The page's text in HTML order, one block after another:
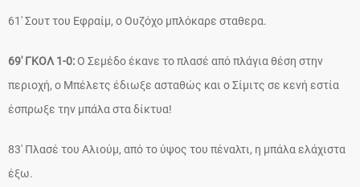
61′ Σουτ του Εφραίμ, ο Ουζόχο μπλόκαρε σταθερα.
69′ ΓΚΟΛ 1-0:Ο Σεμέδο έκανε το πλασέ από πλάγια θέση στην
περιοχή, ο Μπέλετς έδιωξε ασταθώς και ο Σίμιτς σε κενή εστία
έσπρωξε την μπάλα στα δίκτυα!
83′ Πλασέ του Αλιούμ, από το ύψος του πέναλτι, η μπάλα ελάχιστα
έξω.